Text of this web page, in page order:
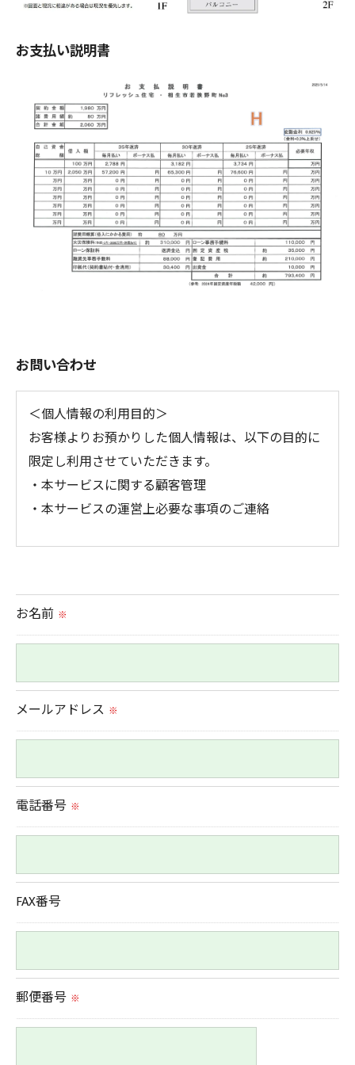
お支払い説明書
お問い合わせ
＜個人情報の利用目的＞
お客様よりお預かりした個人情報は、以下の目的に
限定し利用させていただきます。
・本サービスに関する顧客管理
・本サービスの運営上必要な事項のご連絡
られた場合を除き、
＜個人情報の委託について＞
個人情報を外部に委託する場合があります。
置をとり、適切な監督を行います。
＜個人情報の安全管理＞
切に安全管理対策を実施します。
＜個人情報を与えなかった場合に生じる結果＞
のサービスをご提供できない場合がございますので
予めご了承ください。
お名前 ※
メールアドレス ※
電話番号 ※
FAX番号
郵便番号 ※